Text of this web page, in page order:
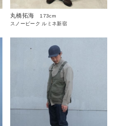
丸橋拓海
173cm
スノーピーク ルミネ新宿